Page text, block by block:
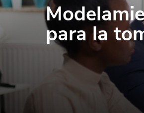
para la